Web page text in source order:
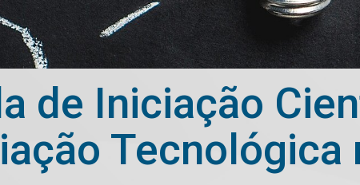
de Iniciação
Tecnológica